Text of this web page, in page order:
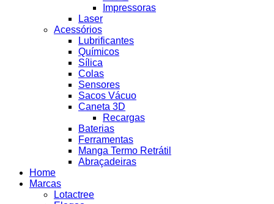
Impressoras
Laser
Acessórios
Lubrificantes
Químicos
Sílica
Colas
Sensores
Sacos Vácuo
Caneta 3D
Recargas
Baterias
Ferramentas
Manga Termo Retrátil
Abraçadeiras
Home
Marcas
Lotactree